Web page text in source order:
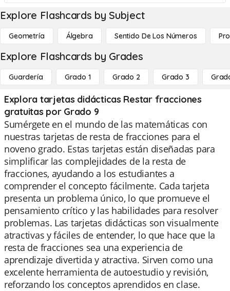
Explore Flashcards by Subject
Geometría Álgebra Sentido De Los Números
Explore Flashcards by Grades
Guardería Grado 1 Grado 2 Grado 3
Explora tarjetas didácticas Restar fracciones
gratuitas por Grado 9
Sumérgete en el mundo de las matemáticas con
nuestras tarjetas de resta de fracciones para el
noveno grado. Estas tarjetas están diseñadas para
simplificar las complejidades de la resta de
fracciones, ayudando a los estudiantes a
comprender el concepto fácilmente. Cada tarjeta
presenta un problema único, lo que promueve el
pensamiento crítico y las habilidades para resolver
problemas. Las tarjetas didácticas son visualmente
atractivas y fáciles de entender, lo que hace que la
resta de fracciones sea una experiencia de
aprendizaje divertida y atractiva. Sirven como una
excelente herramienta de autoestudio y revisión,
reforzando los conceptos aprendidos en clase.